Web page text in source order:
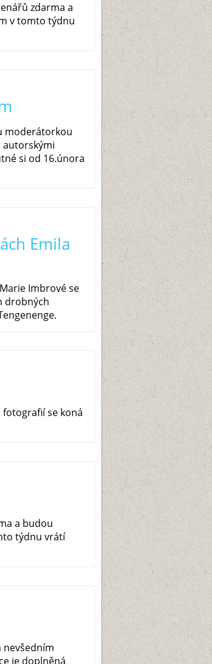
zdarma a
v tomto týdnu
moderátorkou
autorskými
si od 16.února
Emila
Imbrové se
drobných
fotografií se koná
a budou
týdnu vrátí
nevšedním
je doplněná